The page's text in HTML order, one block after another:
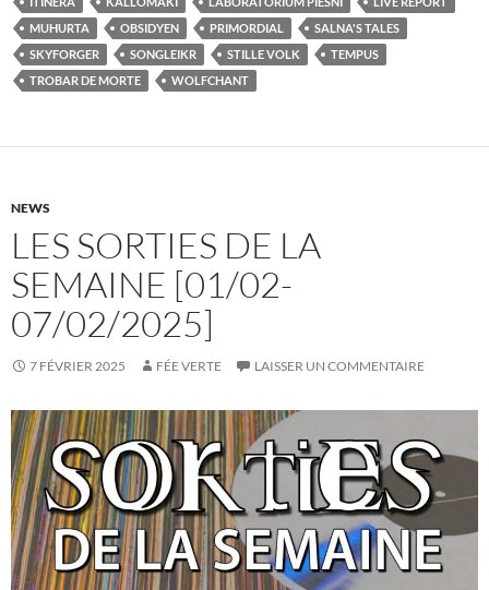
MUHURTA
OBSIDYEN PRIMORDIAL
SALNA'S TALES
SKYFORGER
SONGLEIKR STILLE VOLK
TEMPUS
TROBAR DE MORTE
WOLFCHANT
NEWS
LES SORTIES DE LA
SEMAINE [01/02-
07/02/2025]
7 FÉVRIER 2025 FÉE VERTE LAISSER UN COMMENTAIRE